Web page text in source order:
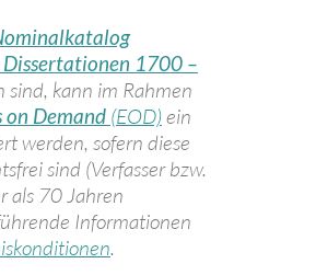
1700 –
sind, kann im Rahmen
on Demand (EOD) ein
werden, sofern diese
sind (Verfasser bzw.
als 70 Jahren
Informationen
.